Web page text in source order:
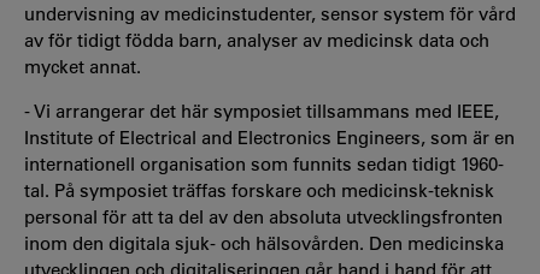
undervisning av medicinstudenter, sensor system för vård
av för tidigt födda barn, analyser av medicinsk data och
mycket annat.
- Vi arrangerar det här symposiet tillsammans med IEEE,
Institute of Electrical and Electronics Engineers, som är en
internationell organisation som funnits sedan tidigt 1960-
tal. På symposiet träffas forskare och medicinsk-teknisk
personal för att ta del av den absoluta utvecklingsfronten
inom den digitala sjuk- och hälsovården. Den medicinska
utvecklingen och digitaliseringen går hand i hand för att